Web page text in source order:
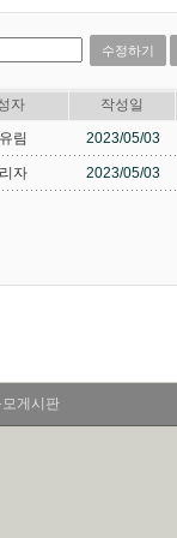
수정하기
자 작성일
림
2023/05/03
자 2023/05/03
게시판